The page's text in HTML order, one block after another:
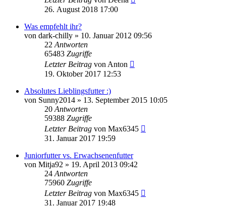
26. August 2018 17:00
Was empfehlt ihr?
von dark-chilly » 10. Januar 2012 09:56
22 Antworten
65483 Zugriffe
Letzter Beitrag von Anton
19. Oktober 2017 12:53
Absolutes Lieblingsfutter :)
von Sunny2014 » 13. September 2015 10:05
20 Antworten
59388 Zugriffe
Letzter Beitrag von Max6345
31. Januar 2017 19:59
Juniorfutter vs. Erwachsenenfutter
von Mitja92 » 19. April 2013 09:42
24 Antworten
75960 Zugriffe
Letzter Beitrag von Max6345
31. Januar 2017 19:48